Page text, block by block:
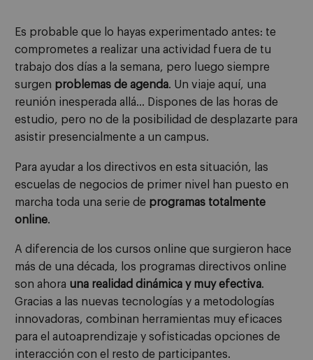
Es probable que lo hayas experimentado antes: te
comprometes a realizar una actividad fuera de tu
trabajo dos días a la semana, pero luego siempre
surgen problemas de agenda. Un viaje aquí, una
reunión inesperada allá… Dispones de las horas de
estudio, pero no de la posibilidad de desplazarte para
asistir presencialmente a un campus.
Para ayudar a los directivos en esta situación, las
escuelas de negocios de primer nivel han puesto en
marcha toda una serie de programas totalmente
online.
A diferencia de los cursos online que surgieron hace
más de una década, los programas directivos online
son ahora una realidad dinámica y muy efectiva.
Gracias a las nuevas tecnologías y a metodologías
innovadoras, combinan herramientas muy eficaces
para el autoaprendizaje y sofisticadas opciones de
interacción con el resto de participantes.